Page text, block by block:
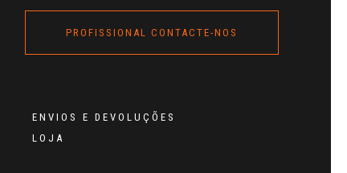
PROFISSIONAL CONTACTE-NOS
ENVIOS E DEVOLUÇÕES
LOJA